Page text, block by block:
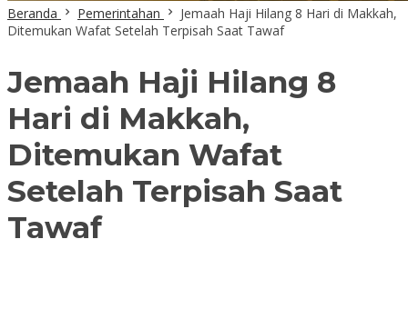
Beranda Pemerintahan
Jemaah Haji Hilang 8 Hari di Makkah,
Ditemukan Wafat Setelah Terpisah Saat Tawaf
Jemaah Haji Hilang 8
Hari di Makkah,
Ditemukan Wafat
Setelah Terpisah Saat
Tawaf